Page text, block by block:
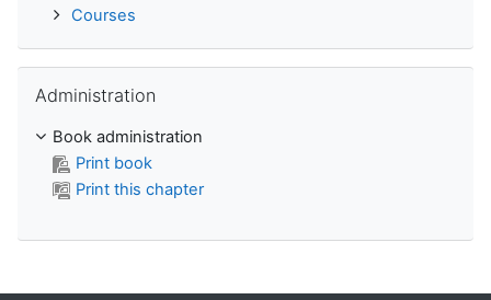
Courses
Administration
Book administration
Print book
Print this chapter